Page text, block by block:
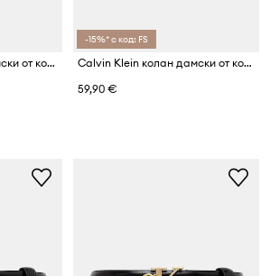
Calvin Klein колан дамски от кожа
-15%* с код: FS
Calvin Klein колан дамски от кожа
59,90 €